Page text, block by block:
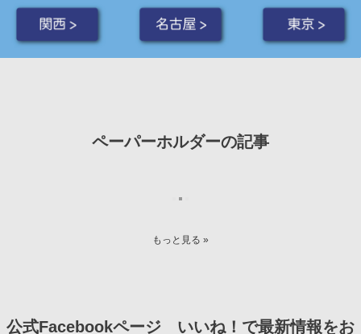
関西 > 名古屋 > 東京 >
ペーパーホルダーの記事
もっと見る »
公式Facebookページ いいね！で最新情報をお